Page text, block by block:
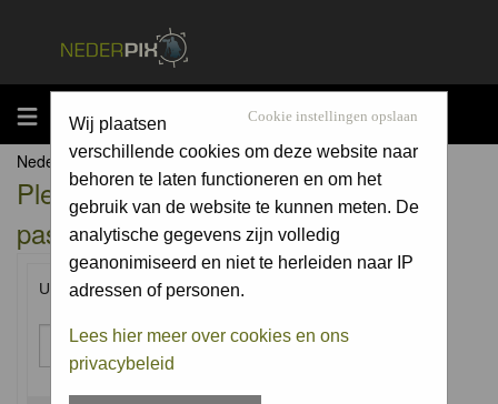
MENU Cookie instellingen opslaan
Wij plaatsen
verschillende cookies om deze website naar
behoren te laten functioneren en om het
gebruik van de website te kunnen meten. De
analytische gegevens zijn volledig
geanonimiseerd en niet te herleiden naar IP
adressen of personen.
Lees hier meer over cookies en ons
privacybeleid
Nederpix.nl Forum Index
Please enter your username and
password to log in.
Username: